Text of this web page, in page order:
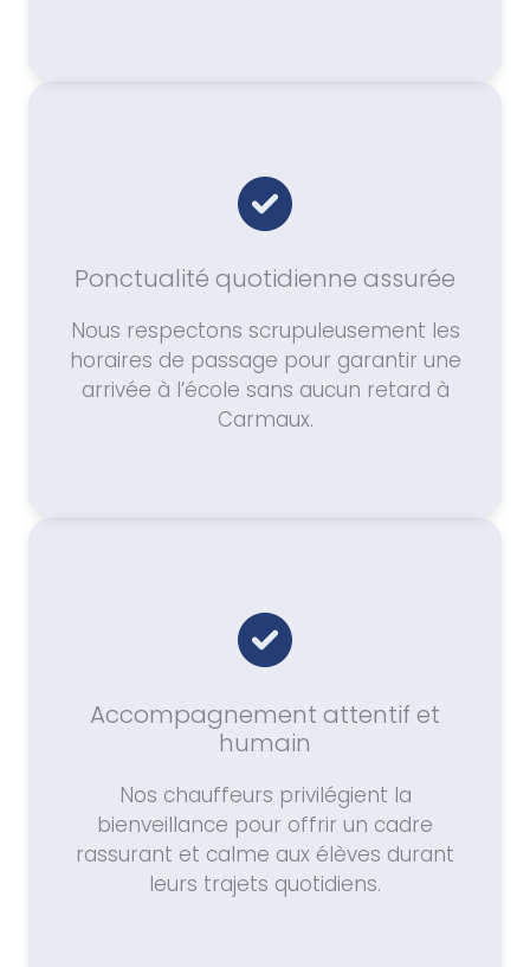
Ponctualité quotidienne assurée
Nous respectons scrupuleusement les
horaires de passage pour garantir une
arrivée à l’école sans aucun retard à
Carmaux.
Accompagnement attentif et
humain
Nos chauffeurs privilégient la
bienveillance pour offrir un cadre
rassurant et calme aux élèves durant
leurs trajets quotidiens.